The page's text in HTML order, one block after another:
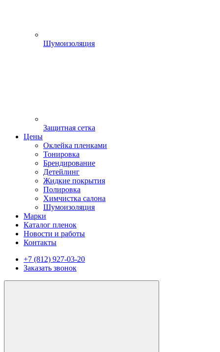
Шумоизоляция
Защитная сетка
Цены
Оклейка пленками
Тонировка
Брендирование
Детейлинг
Жидкие покрытия
Полировка
Химчистка салона
Шумоизоляция
Марки
Каталог пленок
Новости и работы
Контакты
+7 (812) 927-03-20
Заказать звонок